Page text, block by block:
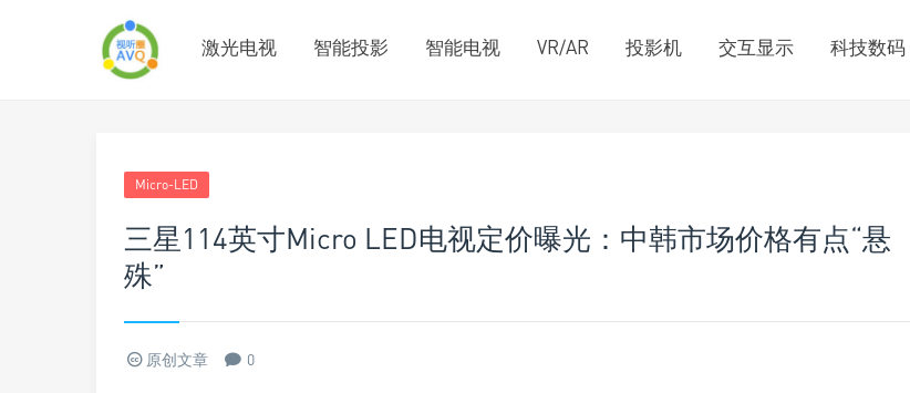
激光电视 智能投影 智能电视 VR/AR 投影机 交互显示 科技数码
Micro-LED
三星114英寸Micro LED电视定价曝光：中韩市场价格有点“悬
殊”
原创文章 0